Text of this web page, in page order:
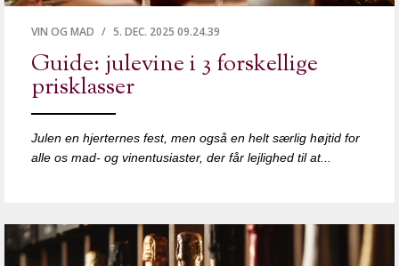
VIN OG MAD / 5. DEC. 2025 09.24.39
Guide: julevine i 3 forskellige
prisklasser
Julen en hjerternes fest, men også en helt særlig højtid for
alle os mad- og vinentusiaster, der får lejlighed til at...